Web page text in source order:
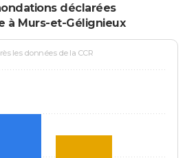
déclarées
à Murs-et-Gélignieux
les données de la CCR